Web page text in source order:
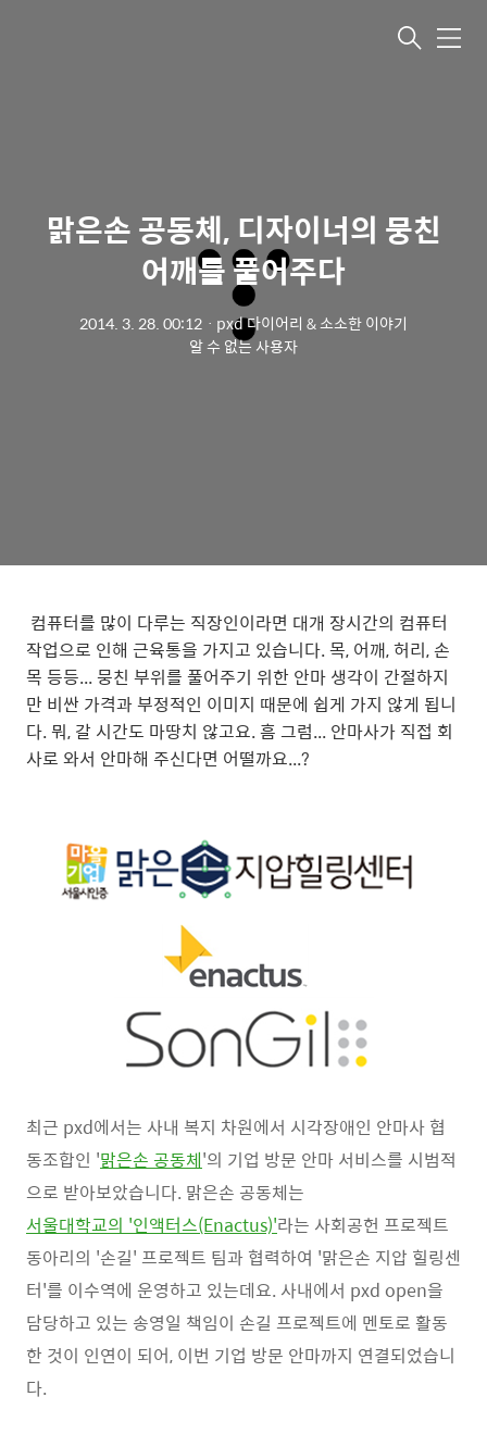
메뉴
맑은손 공동체, 디자이너의 뭉친
어깨를 풀어주다
2014. 3. 28. 00:12 ㆍ pxd 다이어리 & 소소한 이야기
알 수 없는 사용자
컴퓨터를 많이 다루는 직장인이라면 대개 장시간의 컴퓨터
작업으로 인해 근육통을 가지고 있습니다. 목, 어깨, 허리, 손
목 등등... 뭉친 부위를 풀어주기 위한 안마 생각이 간절하지
만 비싼 가격과 부정적인 이미지 때문에 쉽게 가지 않게 됩니
다. 뭐, 갈 시간도 마땅치 않고요. 흠 그럼... 안마사가 직접 회
사로 와서 안마해 주신다면 어떨까요...?
최근 pxd에서는 사내 복지 차원에서 시각장애인 안마사 협
동조합인 '맑은손 공동체'의 기업 방문 안마 서비스를 시범적
으로 받아보았습니다. 맑은손 공동체는
서울대학교의 '인액터스(Enactus)'라는 사회공헌 프로젝트
동아리의 '손길' 프로젝트 팀과 협력하여 '맑은손 지압 힐링센
터'를 이수역에 운영하고 있는데요. 사내에서 pxd open을
담당하고 있는 송영일 책임이 손길 프로젝트에 멘토로 활동
한 것이 인연이 되어, 이번 기업 방문 안마까지 연결되었습니
다.